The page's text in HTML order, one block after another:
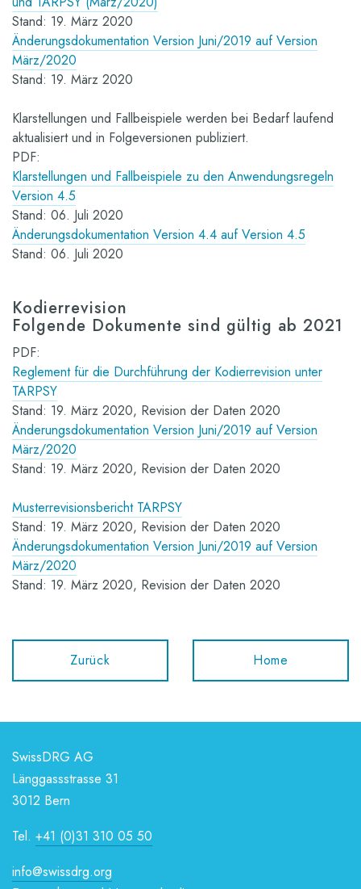
Stand: 19. März 2020
Änderungsdokumentation Version Juni/2019 auf Version
März/2020
Stand: 19. März 2020
Klarstellungen und Fallbeispiele werden bei Bedarf laufend
aktualisiert und in Folgeversionen publiziert.
PDF:
Klarstellungen und Fallbeispiele zu den Anwendungsregeln
Version 4.5
Stand: 06. Juli 2020
Änderungsdokumentation Version 4.4 auf Version 4.5
Stand: 06. Juli 2020
Kodierrevision
Folgende Dokumente sind gültig ab 2021
PDF:
Reglement für die Durchführung der Kodierrevision unter
TARPSY
Stand: 19. März 2020, Revision der Daten 2020
Änderungsdokumentation Version Juni/2019 auf Version
März/2020
Stand: 19. März 2020, Revision der Daten 2020
Musterrevisionsbericht TARPSY
Stand: 19. März 2020, Revision der Daten 2020
Änderungsdokumentation Version Juni/2019 auf Version
März/2020
Stand: 19. März 2020, Revision der Daten 2020
Zurück Home
SwissDRG AG
Länggassstrasse 31
3012 Bern
Tel. +41 (0)31 310 05 50
info@swissdrg.org